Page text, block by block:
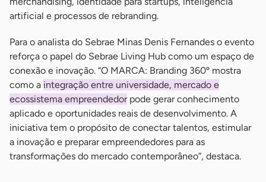
artificial e processos de rebranding.
Para o analista do Sebrae Minas Denis Fernandes o evento
reforça o papel do Sebrae Living Hub como um espaço de
conexão e inovação. “O MARCA: Branding 360º mostra
como a integração entre universidade, mercado e
ecossistema empreendedorpode gerar conhecimento
aplicado e oportunidades reais de desenvolvimento. A
iniciativa tem o propósito de conectar talentos, estimular
a inovação e preparar empreendedores para as
transformações do mercado contemporâneo”, destaca.